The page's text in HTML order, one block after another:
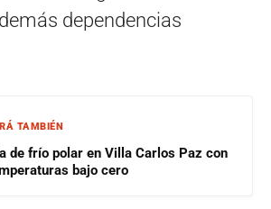
dependencias
TAMBIÉN
de frío polar en Villa Carlos Paz con
bajo cero